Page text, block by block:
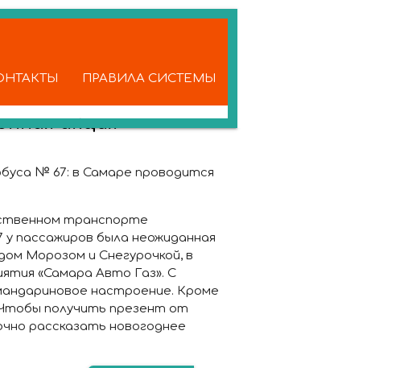
ПРАВИЛА СИСТЕМЫ
акция
№ 67: в Самаре проводится
транспорте
пассажиров была неожиданная
Морозом и Снегурочкой, в
«Самара Авто Газ». С
настроение. Кроме
получить презент от
рассказать новогоднее